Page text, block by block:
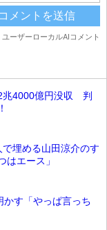
兆4000億円没収 判
埋める山田涼介のす
はエース」
かす「やっぱ言っち